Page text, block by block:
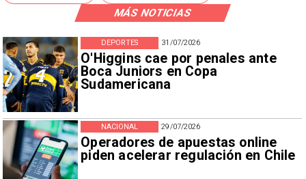
MÁS NOTICIAS
31/07/2026
O'Higgins cae por penales ante
Boca Juniors en Copa
Sudamericana
DEPORTES
29/07/2026
Operadores de apuestas online
piden acelerar regulación en Chile
NACIONAL